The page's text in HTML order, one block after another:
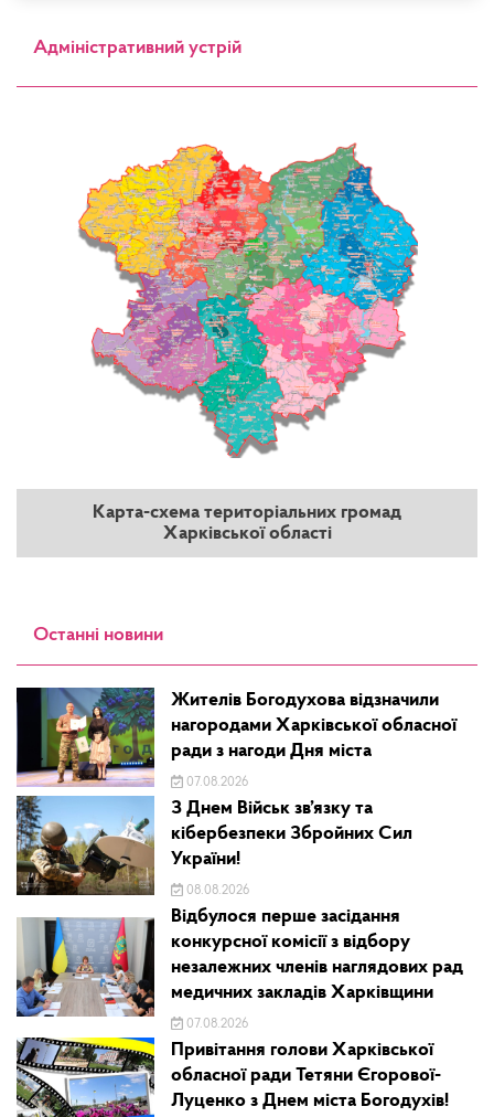
Адміністративний устрій
Карта-схема територіальних громад
Харківської області
Останні новини
Жителів Богодухова відзначили
нагородами Харківської обласної
ради з нагоди Дня міста
07.08.2026
З Днем Військ зв’язку та
кібербезпеки Збройних Сил
України!
08.08.2026
Відбулося перше засідання
конкурсної комісії з відбору
незалежних членів наглядових рад
медичних закладів Харківщини
07.08.2026
Привітання голови Харківської
обласної ради Тетяни Єгорової-
Луценко з Днем міста Богодухів!